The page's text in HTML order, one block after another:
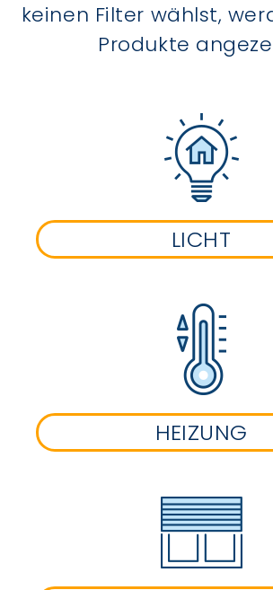
keinen Filter wählst,
Produkte
LICHT
HEIZUNG